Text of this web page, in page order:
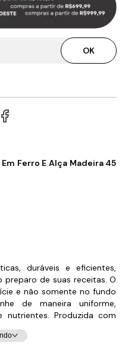
OK
Ferro E Alça Madeira 45
duráveis e eficientes,
de suas receitas. O
e não somente no fundo
de maneira uniforme,
nutrientes. Produzida com
utilizada em qualquer tipo
e indução).